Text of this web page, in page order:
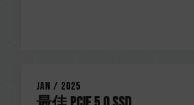
Jan / 2025